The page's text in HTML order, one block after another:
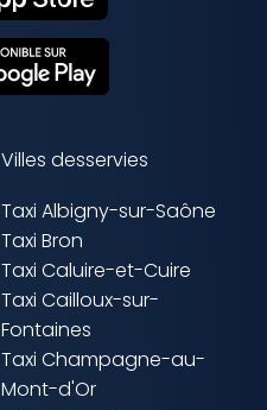
Villes desservies
Taxi Albigny-sur-Saône
Taxi Bron
Taxi Caluire-et-Cuire
Taxi Cailloux-sur-
Fontaines
Taxi Champagne-au-
Mont-d'Or